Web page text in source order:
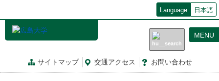
Language 日本語
サイトマップ 交通アクセス お問い合わせ
MENU